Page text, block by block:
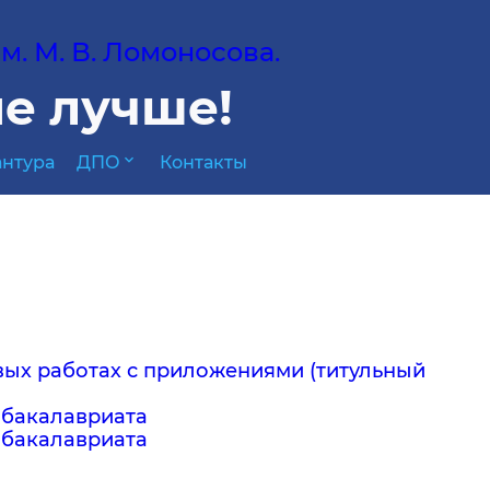
М. В. Ломоносова.
лучше!
ДПО expand_more Контакты
работах с приложениями (титульный